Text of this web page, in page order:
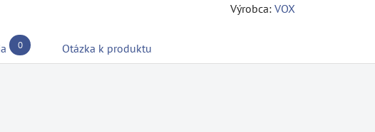
Výrobca: VOX
0 Otázka k produktu